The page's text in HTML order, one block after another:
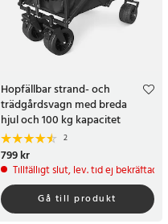
Hopfällbar strand- och
trädgårdsvagn med breda
hjul och 100 kg kapacitet
2
Pris:799 kr
799 kr
Tillfälligt slut, lev. tid ej bekräftad.
Gå till produkt